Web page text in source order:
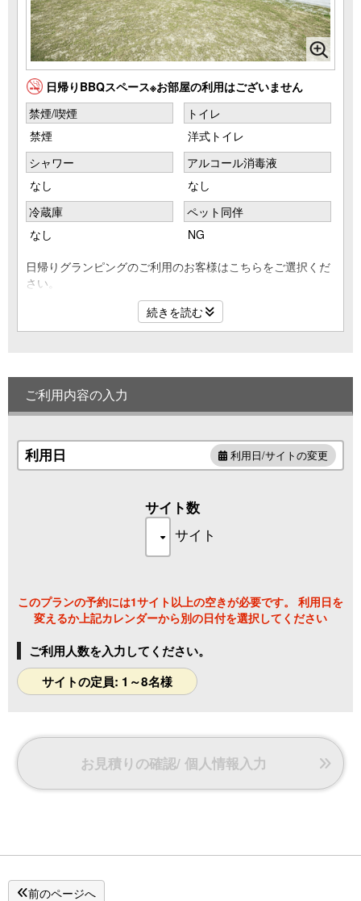
日帰りBBQスペース※お部屋の利用はございません
禁煙/喫煙
禁煙
トイレ
洋式トイレ
シャワー
なし
アルコール消毒液
なし
冷蔵庫
なし
ペット同伴
NG
日帰りグランピングのご利用のお客様はこちらをご選択くだ
さい。
屋根のついたBBQスペースで食材を自由に持ち込み日帰り
BBQをお楽しみいただけます
続きを読む
ご利用内容の入力
利用日 利用日/サイトの変更
サイト数
サイト
このプランの予約には1サイト以上の空きが必要です。 利用日を
変えるか上記カレンダーから別の日付を選択してください
ご利用人数を入力してください。
サイトの定員: 1～8名様
お見積りの確認/ 個人情報入力
前のページへ